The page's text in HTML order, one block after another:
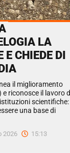
LA
E CHIEDE DI
il miglioramento
riconosce il lavoro
scientifiche:
una base di
2026 15:13